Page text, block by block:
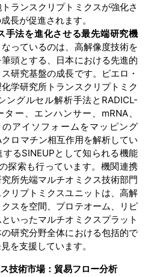
ランスクリプトミクスが強化さ
長が促進されます。
手法を進化させる最先端研究機
っているのは、高解像度技術を
頭とする、日本における先進的
研究基盤の成長です。ピエロ・
学研究所トランスクリプトミク
ングルセル解析手法とRADICL-
ー、エンハンサー、mRNA、
アイソフォームをマッピング
ロマチン相互作用を解析してい
るSINEUPとして知られる機能
探索も行っています。機関連携
所先端マルチオミクス技術部門
リプトミクスユニットは、高解
スを空間、プロテオーム、リピ
いったマルチオミクスプラット
研究分野全体における包括的で
を支援しています。
技術市場：貿易フロー分析